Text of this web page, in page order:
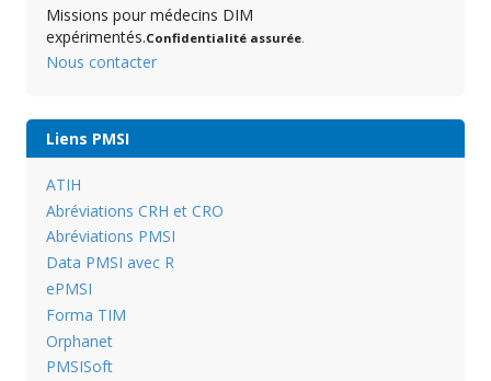
Missions pour médecins DIM
expérimentés.Confidentialité assurée.
Nous contacter
Liens PMSI
ATIH
Abréviations CRH et CRO
Abréviations PMSI
Data PMSI avec R
ePMSI
Forma TIM
Orphanet
PMSISoft